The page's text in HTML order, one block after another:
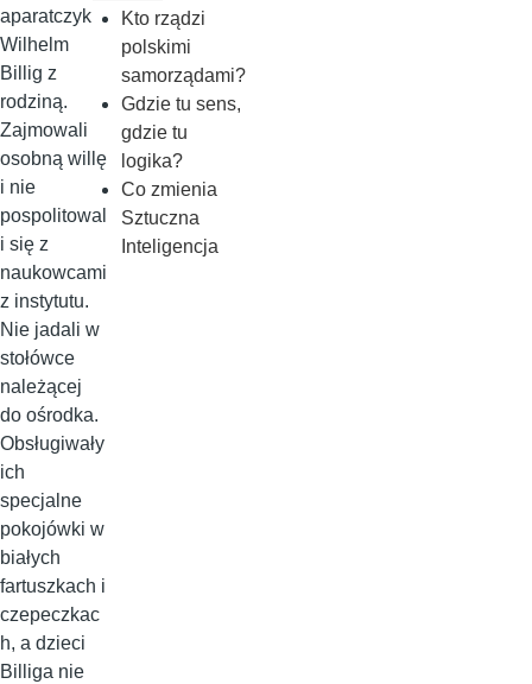
aparatczyk
Wilhelm
Billig z
rodziną.
Zajmowali
osobną willę
i nie
pospolitowal
i się z
naukowcami
z instytutu.
Nie jadali w
stołówce
należącej
do ośrodka.
Obsługiwały
ich
specjalne
pokojówki w
białych
fartuszkach i
czepeczkac
h, a dzieci
Billiga nie
Kto rządzi
polskimi
samorządami?
Gdzie tu sens,
gdzie tu
logika?
Co zmienia
Sztuczna
Inteligencja